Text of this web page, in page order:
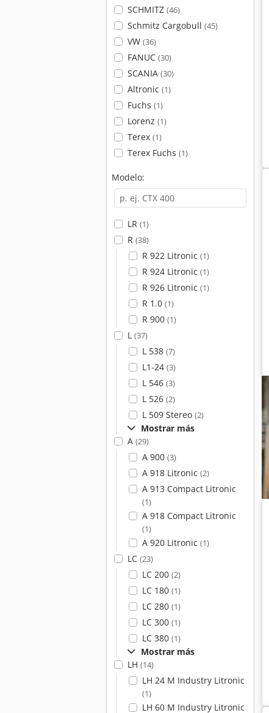
SCHMITZ (46)
Schmitz Cargobull (45)
VW (36)
FANUC (30)
SCANIA (30)
Altronic (1)
Fuchs (1)
Lorenz (1)
Terex (1)
Terex Fuchs (1)
Modelo:
LR (1)
R (38)
R 922 Litronic (1)
R 924 Litronic (1)
R 926 Litronic (1)
R 1.0 (1)
R 900 (1)
L (37)
L 538 (7)
L1-24 (3)
L 546 (3)
L 526 (2)
L 509 Stereo (2)
Mostrar más
A (29)
A 900 (3)
A 918 Litronic (2)
A 913 Compact Litronic
(1)
A 918 Compact Litronic
(1)
A 920 Litronic (1)
LC (23)
LC 200 (2)
LC 180 (1)
LC 280 (1)
LC 300 (1)
LC 380 (1)
Mostrar más
LH (14)
LH 24 M Industry Litronic
(1)
LH 60 M Industry Litronic